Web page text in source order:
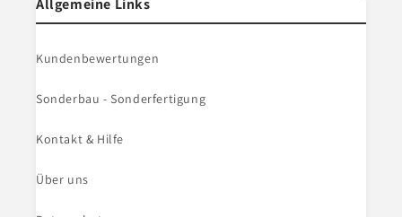
Allgemeine Links
Kundenbewertungen
Sonderbau - Sonderfertigung
Kontakt & Hilfe
Über uns